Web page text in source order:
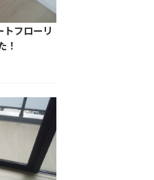
フローリ
！